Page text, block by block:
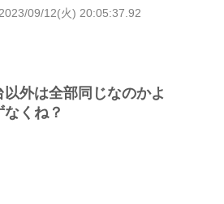
2023/09/12(火) 20:05:37.92
外は全部同じなのかよ
くね？